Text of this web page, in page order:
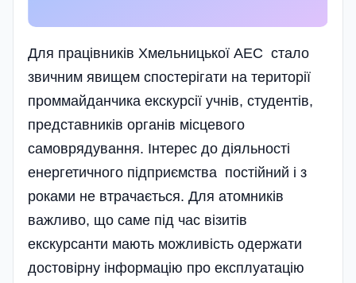
Для працівників Хмельницької АЕС стало
звичним явищем спостерігати на території
проммайданчика екскурсії учнів, студентів,
представників органів місцевого
самоврядування. Інтерес до діяльності
енергетичного підприємства постійний і з
роками не втрачається. Для атомників
важливо, що саме під час візитів
екскурсанти мають можливість одержати
достовірну інформацію про експлуатацію